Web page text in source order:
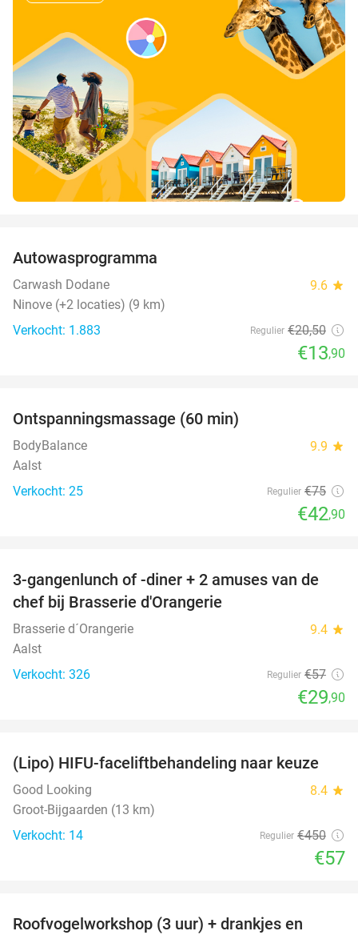
Autowasprogramma
Carwash Dodane 9.6 star
Ninove (+2 locaties) (9 km)
Verkocht: 1.883
Regulier €20,50
€13,90
Ontspanningsmassage (60 min)
BodyBalance 9.9 star
Aalst
Verkocht: 25
Regulier €75
€42,90
48%
3-gangenlunch of -diner + 2 amuses van de
chef bij Brasserie d'Orangerie
Brasserie d´Orangerie 9.4 star
Aalst
Verkocht: 326
Regulier €57
€29,90
87%
(Lipo) HIFU-faceliftbehandeling naar keuze
Good Looking 8.4 star
Groot-Bijgaarden (13 km)
Verkocht: 14
Regulier €450
€57
Roofvogelworkshop (3 uur) + drankjes en